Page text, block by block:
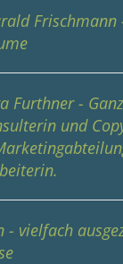
Furthner -
und
- vielfach